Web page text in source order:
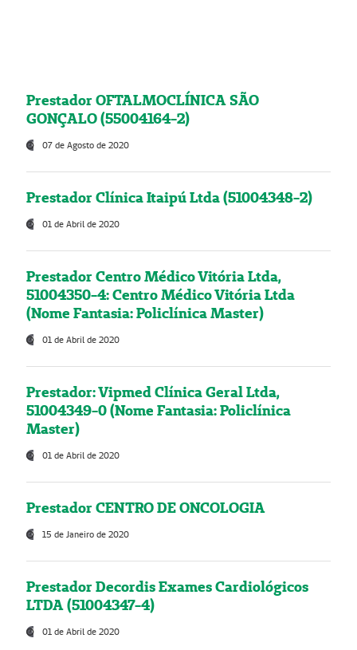
Prestador OFTALMOCLÍNICA SÃO
GONÇALO (55004164-2)
07 de Agosto de 2020
Prestador Clínica Itaipú Ltda (51004348-2)
01 de Abril de 2020
Prestador Centro Médico Vitória Ltda,
51004350-4: Centro Médico Vitória Ltda
(Nome Fantasia: Policlínica Master)
01 de Abril de 2020
Prestador: Vipmed Clínica Geral Ltda,
51004349-0 (Nome Fantasia: Policlínica
Master)
01 de Abril de 2020
Prestador CENTRO DE ONCOLOGIA
15 de Janeiro de 2020
Prestador Decordis Exames Cardiológicos
LTDA (51004347-4)
01 de Abril de 2020